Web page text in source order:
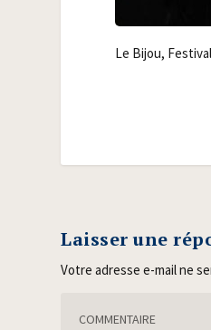
Le Bijou,
Laisser une
Votre adresse e-mail ne